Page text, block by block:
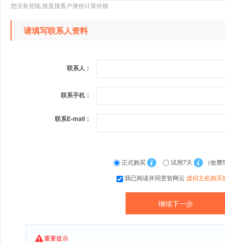
您没有登陆,按直接客户身份计算价格
请填写联系人资料
联系人：
联系手机：
联系E-mail：
正式购买 试用7天
（收费
我已阅读并同意智网云 虚拟主机购买
重要提示